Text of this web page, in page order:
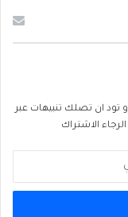
تود ان تصلك تنبيهات عبر
الاشتراك